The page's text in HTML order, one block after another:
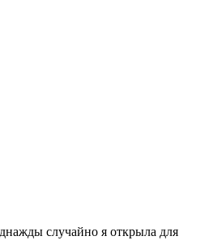
случайно я открыла для